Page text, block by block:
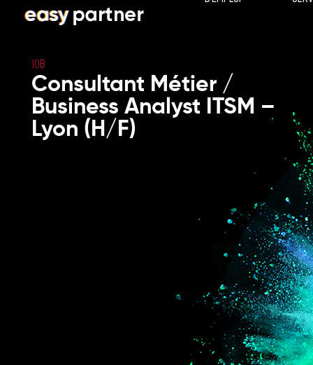
JOB
Consultant Métier /
Business Analyst ITSM –
Lyon (H/F)